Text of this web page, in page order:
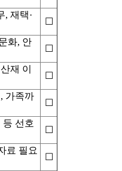
, 재택·
☐
화, 안
☐
재 이
☐
가족까
☐
등 선호
☐
료 필요
☐